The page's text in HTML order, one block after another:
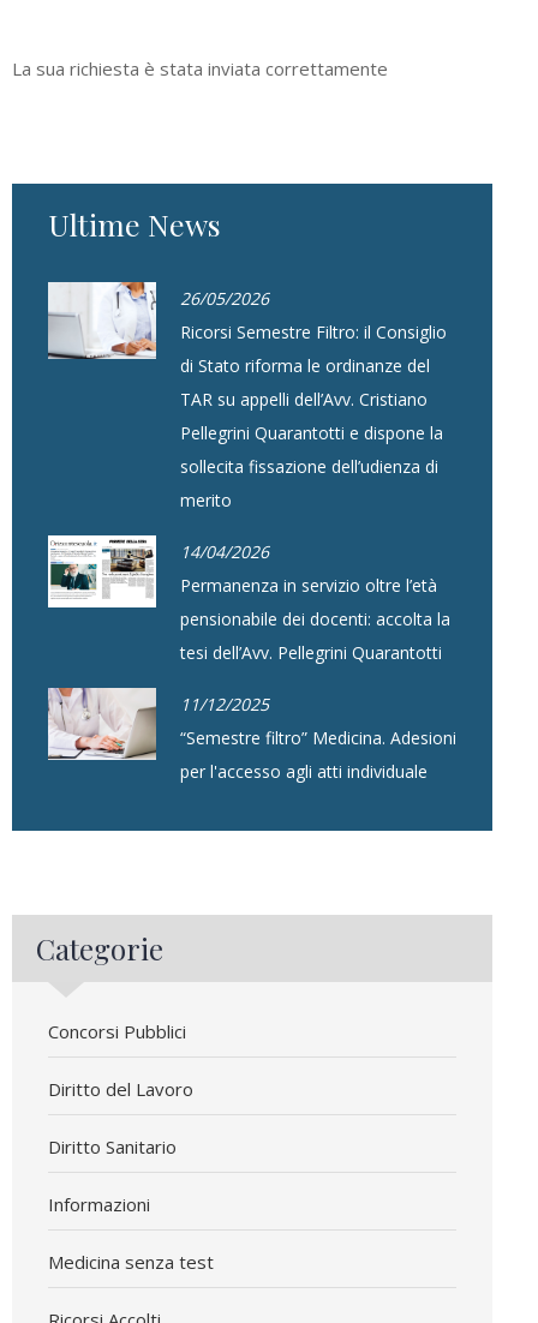
La sua richiesta è stata inviata correttamente
Ultime News
26/05/2026
Ricorsi Semestre Filtro: il Consiglio
di Stato riforma le ordinanze del
TAR su appelli dell’Avv. Cristiano
Pellegrini Quarantotti e dispone la
sollecita fissazione dell’udienza di
merito
14/04/2026
Permanenza in servizio oltre l’età
pensionabile dei docenti: accolta la
tesi dell’Avv. Pellegrini Quarantotti
11/12/2025
“Semestre filtro” Medicina. Adesioni
per l'accesso agli atti individuale
Categorie
Concorsi Pubblici
Diritto del Lavoro
Diritto Sanitario
Informazioni
Medicina senza test